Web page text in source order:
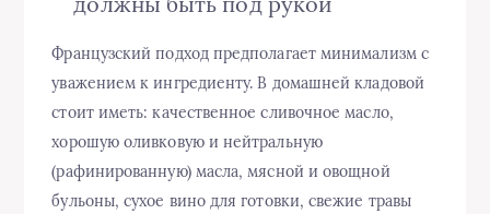
Французский подход предполагает минимализм с
уважением к ингредиенту. В домашней кладовой
стоит иметь: качественное сливочное масло,
хорошую оливковую и нейтральную
(рафинированную) масла, мясной и овощной
бульоны, сухое вино для готовки, свежие травы